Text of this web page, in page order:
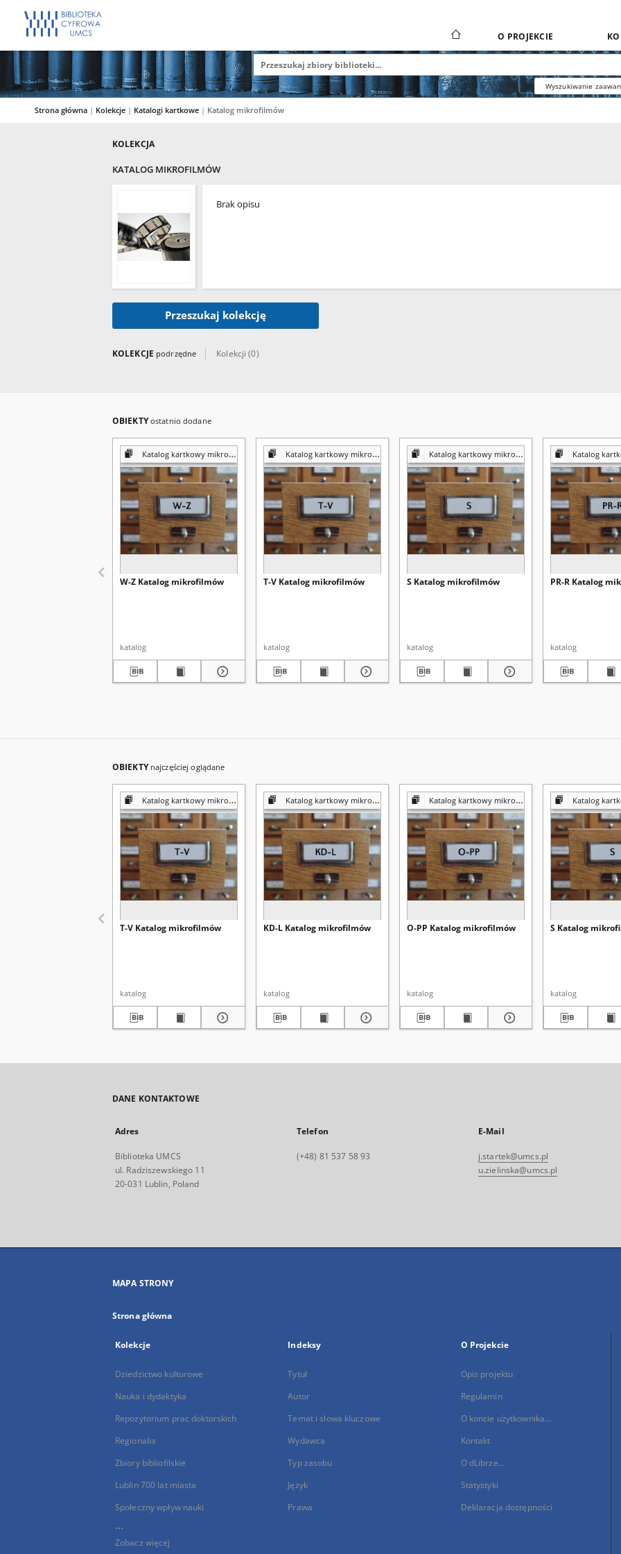
O PROJEKCIE
Wyszukiwanie
Strona główna | Kolekcje | Katalogi kartkowe | Katalog mikrofilmów
KOLEKCJA
KATALOG MIKROFILMÓW
Brak opisu
Przeszukaj kolekcję
KOLEKCJE podrzędne Kolekcji (0)
OBIEKTYostatnio dodane
Katalog kartkowy mikrofilmów
W-Z Katalog mikrofilmów
katalog
Katalog kartkowy mikrofilmów
T-V Katalog mikrofilmów
katalog
Katalog kartkowy mikrofilmów
S Katalog mikrofilmów
katalog
Katalog
PR-R Katalog
katalog
OBIEKTY najczęściej oglądane
Katalog kartkowy mikrofilmów
T-V Katalog mikrofilmów
katalog
Katalog kartkowy mikrofilmów
KD-L Katalog mikrofilmów
katalog
Katalog kartkowy mikrofilmów
O-PP Katalog mikrofilmów
katalog
Katalog
S Katalog
katalog
DANE KONTAKTOWE
Adres
Biblioteka UMCS
ul. Radziszewskiego 11
20-031 Lublin, Poland
Telefon
(+48) 81 537 58 93
E-Mail
j.startek@umcs.pl
u.zielinska@umcs.pl
MAPA STRONY
Strona główna
Kolekcje
Dziedzictwo kulturowe
Nauka i dydaktyka
Repozytorium prac doktorskich
Regionalia
Zbiory bibliofilskie
Lublin 700 lat miasta
Społeczny wpływ nauki
...
Zobacz więcej
Indeksy
Tytuł
Autor
Temat i słowa kluczowe
Wydawca
Typ zasobu
Język
Prawa
O Projekcie
Opis projektu
Regulamin
O koncie użytkownika...
Kontakt
O dLibrze...
Statystyki
Deklaracja dostępności